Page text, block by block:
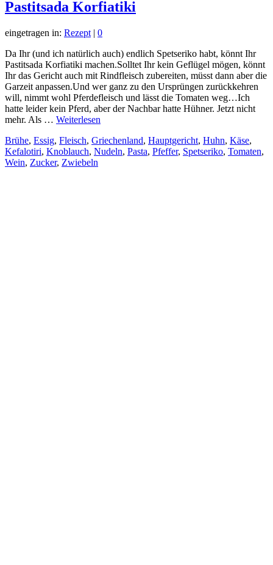
Pastitsada Korfiatiki
eingetragen in: Rezept | 0
Da Ihr (und ich natürlich auch) endlich Spetseriko habt, könnt Ihr
Pastitsada Korfiatiki machen.Solltet Ihr kein Geflügel mögen, könnt
Ihr das Gericht auch mit Rindfleisch zubereiten, müsst dann aber die
Garzeit anpassen.Und wer ganz zu den Ursprüngen zurückkehren
will, nimmt wohl Pferdefleisch und lässt die Tomaten weg…Ich
hatte leider kein Pferd, aber der Nachbar hatte Hühner. Jetzt nicht
mehr. Als … Weiterlesen
Brühe, Essig, Fleisch, Griechenland, Hauptgericht, Huhn, Käse,
Kefalotiri, Knoblauch, Nudeln, Pasta, Pfeffer, Spetseriko, Tomaten,
Wein, Zucker, Zwiebeln